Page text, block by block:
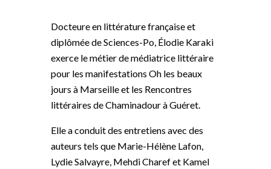
Docteure en littérature française et
diplômée de Sciences-Po, Élodie Karaki
exerce le métier de médiatrice littéraire
pour les manifestations Oh les beaux
jours à Marseille et les Rencontres
littéraires de Chaminadour à Guéret.
Elle a conduit des entretiens avec des
auteurs tels que Marie-Hélène Lafon,
Lydie Salvayre, Mehdi Charef et Kamel